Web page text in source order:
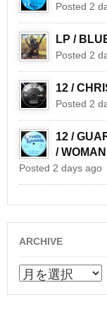
Posted 2
LP /
Posted 2
12 /
Posted 2
12 /
/
Posted 2 days ago
ARCHIVE
ARCHIVE